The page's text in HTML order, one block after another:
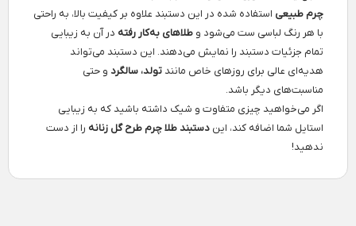
چرم طبیعی استفاده شده در این دستبند علاوه بر کیفیت بالا، به راحتی
با هر رنگ لباسی ست می‌شود و طلاهای به‌کار رفته در آن به زیبایی
تمام جزئیات دستبند را نمایش می‌دهند. این دستبند می‌تواند
هدیه‌ای عالی برای روزهای خاص مانند تولد، سالگرد و حتی
مناسبت‌های دیگر باشد.
اگر می‌خواهید چیزی متفاوت و شیک داشته باشید که به زیبایی
استایل شما اضافه کند، این دستبند طلا چرم طرح گل زنانه را از دست
ندهید!